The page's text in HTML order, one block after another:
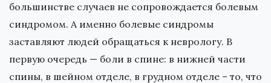
большинстве случаев не сопровождается болевым
синдромом. А именно болевые синдромы
заставляют людей обращаться к неврологу. В
первую очередь — боли в спине: в нижней части
спины, в шейном отделе, в грудном отделе – то, что